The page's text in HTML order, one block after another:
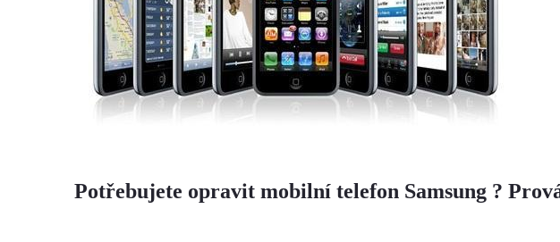
Potřebujete opravit mobilní telefon Samsung ?